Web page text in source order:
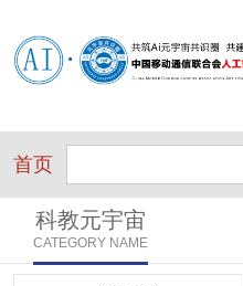
首页
科教元宇宙
CATEGORY NAME